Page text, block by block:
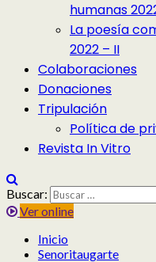
humanas
La poesía
2022 – II
Colaboraciones
Donaciones
Tripulación
Política de
Revista In Vitro
Buscar:
Ver online
Inicio
Senoritaugarte